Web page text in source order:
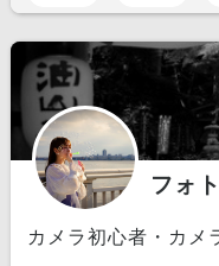
フォ
カメラ初心者・カメ